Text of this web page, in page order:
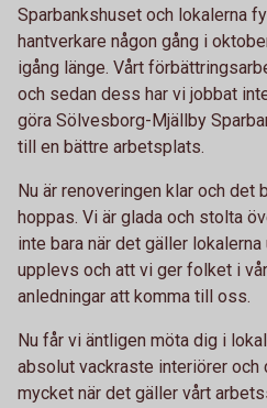
Sparbankshuset och lokalerna
hantverkare någon gång i
igång länge. Vårt
och sedan dess har vi jobbat
göra Sölvesborg-Mjällby
till en bättre arbetsplats.
Nu är renoveringen klar och det
hoppas. Vi är glada och stolta
inte bara när det gäller lokalerna
upplevs och att vi ger folket i
anledningar att komma till oss.
Nu får vi äntligen möta dig i
absolut vackraste interiörer och
mycket när det gäller vårt